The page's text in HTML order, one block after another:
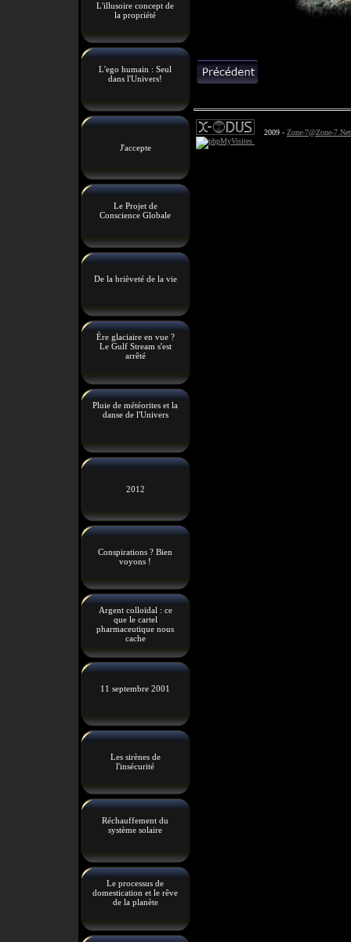
L'illusoire concept de
la propriété
L'ego humain : Seul
dans l'Univers!
J'accepte
Le Projet de
Conscience Globale
De la brièveté de la vie
Ère glaciaire en vue ?
Le Gulf Stream s'est
arrêté
Pluie de météorites et la
danse de l'Univers
2012
Conspirations ? Bien
voyons !
Argent colloïdal : ce
que le cartel
pharmaceutique nous
cache
11 septembre 2001
Les sirènes de
l'insécurité
Réchauffement du
système solaire
Le processus de
domestication et le rêve
de la planète
2009 - Zone-7@Zone-7.Net